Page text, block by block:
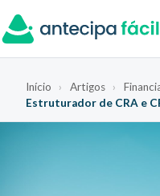
Início › Artigos ›
Estruturador de CRA e